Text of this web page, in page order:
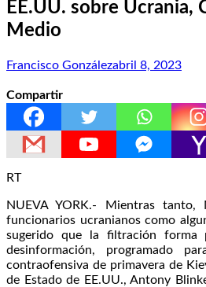
EE.UU. sobre Ucrania,
Medio
Francisco Gonzálezabril 8, 2023
Compartir
RT
NUEVA YORK.- Mientras
funcionarios ucranianos como
sugerido que la filtración
desinformación, programado
contraofensiva de primavera de
de Estado de EE.UU., Antony